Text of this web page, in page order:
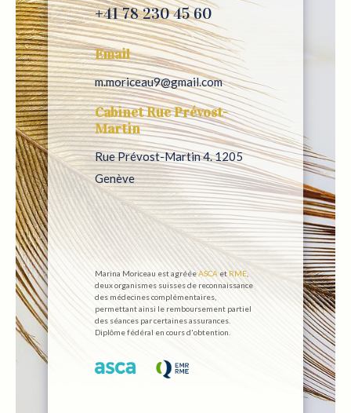
+41 78 230 45 60
Email
m.moriceau9@gmail.com
Cabinet Rue Prévost-
Martin
Rue Prévost-Martin 4. 1205
Genève
Marina Moriceau est agrééeASCAet RME,
deux organismes suisses de reconnaissance
des médecines complémentaires,
permettant ainsi le remboursement partiel
des séances par certaines assurances.
Diplôme fédéral en cours d'obtention.